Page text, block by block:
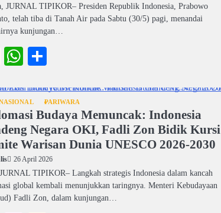
JURNAL TIPIKOR– Presiden Republik Indonesia, Prabowo
telah tiba di Tanah Air pada Sabtu (30/5) pagi, menandai
kunjungan…
Facebook
WhatsApp
PARIWARA
Budaya Memuncak: Indonesia
Negara OKI, Fadli Zon Bidik Kursi
Warisan Dunia UNESCO 2026-2030
26 April 2026
TIPIKOR– Langkah strategis Indonesia dalam kancah
global kembali menunjukkan taringnya. Menteri Kebudayaan
Fadli Zon, dalam kunjungan…